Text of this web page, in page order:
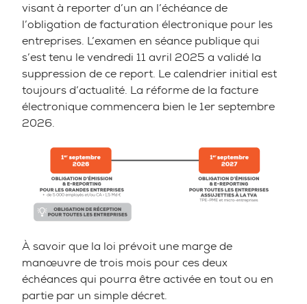
visant à reporter d’un an l’échéance de
l’obligation de facturation électronique pour les
entreprises. L’examen en séance publique qui
s’est tenu le vendredi 11 avril 2025 a validé la
suppression de ce report. Le calendrier initial est
toujours d’actualité. La réforme de la facture
électronique commencera bien le 1er septembre
2026.
À savoir que la loi prévoit une marge de
manœuvre de trois mois pour ces deux
échéances qui pourra être activée en tout ou en
partie par un simple décret.